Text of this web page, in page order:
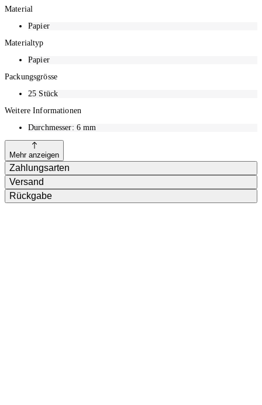
Material
Papier
Materialtyp
Papier
Packungsgrösse
25 Stück
Weitere Informationen
Durchmesser: 6 mm
Mehr anzeigen
Zahlungsarten
Versand
Rückgabe